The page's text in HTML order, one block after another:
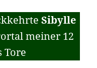
Sibylle
meiner 12
Tore